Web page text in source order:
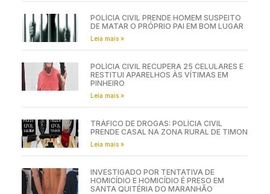
POLÍCIA CIVIL PRENDE HOMEM SUSPEITO
DE MATAR O PRÓPRIO PAI EM BOM LUGAR
Leia mais »
POLÍCIA CIVIL RECUPERA 25 CELULARES E
RESTITUI APARELHOS ÀS VÍTIMAS EM
PINHEIRO
Leia mais »
TRÁFICO DE DROGAS: POLÍCIA CIVIL
PRENDE CASAL NA ZONA RURAL DE TIMON
Leia mais »
INVESTIGADO POR TENTATIVA DE
HOMICÍDIO E HOMICÍDIO É PRESO EM
SANTA QUITÉRIA DO MARANHÃO